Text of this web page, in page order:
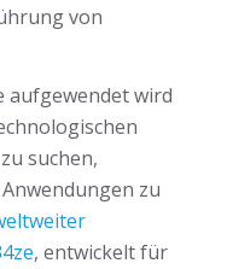
von
aufgewendet wird
suchen,
zu
, entwickelt für